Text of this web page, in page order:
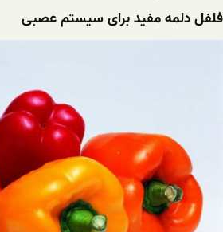
فلفل دلمه مفید برای سیستم عصبی